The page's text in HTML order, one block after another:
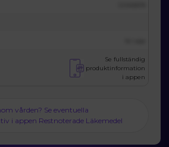
Se fullständig
produktinformation
i appen
vården? Se eventuella
i appen Restnoterade Läkemedel